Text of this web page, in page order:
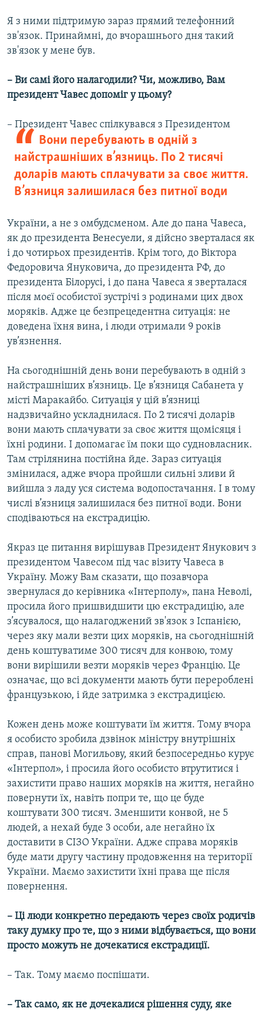
Я з ними підтримую зараз прямий телефонний
зв'язок. Принаймні, до вчорашнього дня такий
зв'язок у мене був.
– Ви самі його налагодили? Чи, можливо, Вам
президент Чавес допоміг у цьому?
–
Вони перебувають в одній з
найстрашніших в’язниць. По 2 тисячі
доларів мають сплачувати за своє життя.
В’язниця залишилася без питної води
Президент Чавес спілкувався з Президентом
України, а не з омбудсменом. Але до пана Чавеса,
як до президента Венесуели, я дійсно зверталася як
і до чотирьох президентів. Крім того, до Віктора
Федоровича Януковича, до президента РФ, до
президента Білорусі, і до пана Чавеса я зверталася
після моєї особистої зустрічі з родинами цих двох
моряків. Адже це безпрецедентна ситуація: не
доведена їхня вина, і люди отримали 9 років
ув’язнення.
На сьогоднішній день вони перебувають в одній з
найстрашніших в’язниць. Це в’язниця Сабанета у
місті Маракайбо. Ситуація у цій в’язниці
надзвичайно ускладнилася. По 2 тисячі доларів
вони мають сплачувати за своє життя щомісяця і
їхні родини. І допомагає їм поки що судновласник.
Там стрілянина постійна йде. Зараз ситуація
змінилася, адже вчора пройшли сильні зливи й
вийшла з ладу уся система водопостачання. І в тому
числі в’язниця залишилася без питної води. Вони
сподіваються на екстрадицію.
Якраз це питання вирішував Президент Янукович з
президентом Чавесом під час візиту Чавеса в
Україну. Можу Вам сказати, що позавчора
звернулася до керівника «Інтерполу», пана Неволі,
просила його пришвидшити цю екстрадицію, але
з’ясувалося, що налагоджений зв'язок з Іспанією,
через яку мали везти цих моряків, на сьогоднішній
день коштуватиме 300 тисяч для конвою, тому
вони вирішили везти моряків через Францію. Це
означає, що всі документи мають бути перероблені
французькою, і йде затримка з екстрадицією.
Кожен день може коштувати їм життя. Тому вчора
я особисто зробила дзвінок міністру внутрішніх
справ, панові Могильову, який безпосередньо курує
«Інтерпол», і просила його особисто втрутитися і
захистити право наших моряків на життя, негайно
повернути їх, навіть попри те, що це буде
коштувати 300 тисяч. Зменшити конвой, не 5
людей, а нехай буде 3 особи, але негайно їх
доставити в СІЗО України. Адже справа моряків
буде мати другу частину продовження на території
України. Маємо захистити їхні права ще після
повернення.
– Ці люди конкретно передають через своїх родичів
таку думку про те, що з ними відбувається, що вони
просто можуть не дочекатися екстрадиції.
– Так. Тому маємо поспішати.
– Так само, як не дочекалися рішення суду, яке